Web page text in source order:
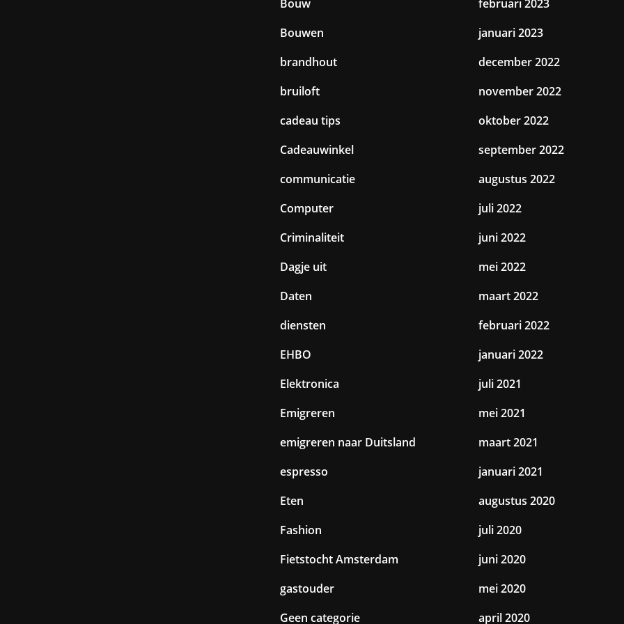
Bouw
Bouwen
brandhout
bruiloft
cadeau tips
Cadeauwinkel
communicatie
Computer
Criminaliteit
Dagje uit
Daten
diensten
EHBO
Elektronica
Emigreren
emigreren naar Duitsland
espresso
Eten
Fashion
Fietstocht Amsterdam
gastouder
Geen categorie
februari 2023
januari 2023
december 2022
november 2022
oktober 2022
september 2022
augustus 2022
juli 2022
juni 2022
mei 2022
maart 2022
februari 2022
januari 2022
juli 2021
mei 2021
maart 2021
januari 2021
augustus 2020
juli 2020
juni 2020
mei 2020
april 2020